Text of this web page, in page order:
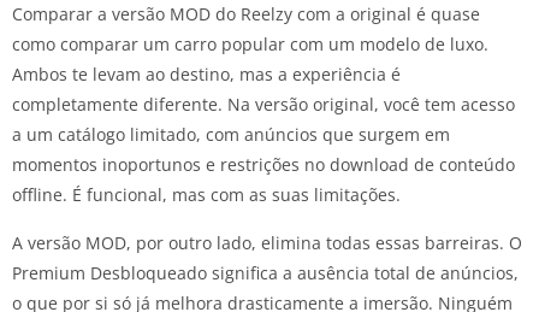
Comparar a versão MOD do Reelzy com a original é quase
como comparar um carro popular com um modelo de luxo.
Ambos te levam ao destino, mas a experiência é
completamente diferente. Na versão original, você tem acesso
a um catálogo limitado, com anúncios que surgem em
momentos inoportunos e restrições no download de conteúdo
offline. É funcional, mas com as suas limitações.
A versão MOD, por outro lado, elimina todas essas barreiras. O
Premium Desbloqueado significa a ausência total de anúncios,
o que por si só já melhora drasticamente a imersão. Ninguém